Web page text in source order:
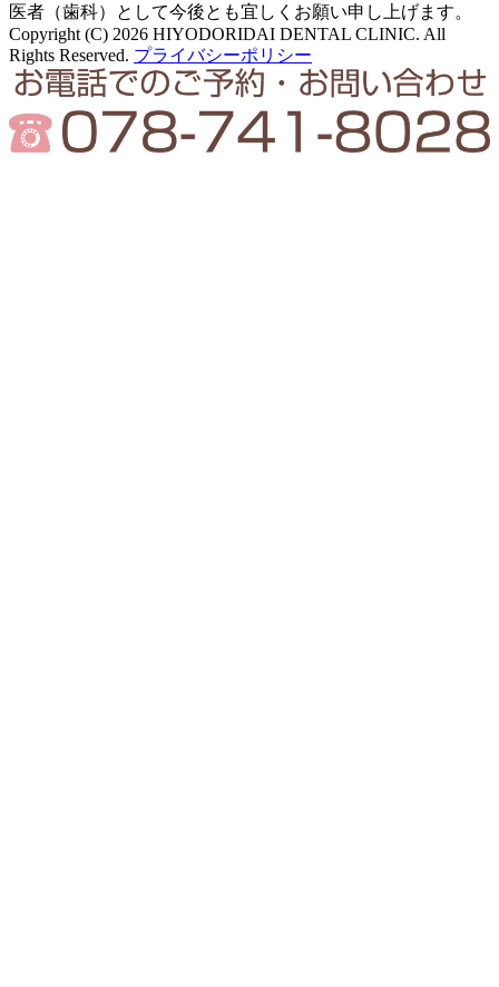
医者（歯科）として今後とも宜しくお願い申し上げます。
Copyright (C) 2026 HIYODORIDAI DENTAL CLINIC. All
Rights Reserved. プライバシーポリシー